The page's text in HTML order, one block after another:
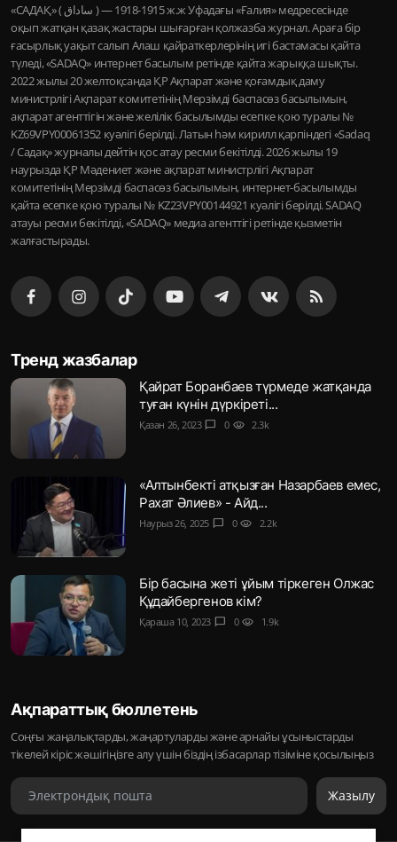
«САДАҚ» ( ساداق ) — 1915-1918 ж.ж Уфадағы «Ғалия» медресесінде
оқып жатқан қазақ жастары шығарған қолжазба журнал. Араға бір
ғасырлық уақыт салып Алаш қайраткерлерінің игі бастамасы қайта
түледі, «SADAQ» интернет басылым ретінде қайта жарыққа шықты.
2022 жылы 20 желтоқсанда ҚР Ақпарат және қоғамдық даму
министрлігі Ақпарат комитетінің Мерзімді баспасөз басылымын,
ақпарат агенттігін және желілік басылымды есепке қою туралы №
KZ69VPY00061352 куәлігі берілді. Латын һәм кирилл қарпіндегі «Sadaq
/ Садақ» журналы дейтін қос атау ресми бекітілді. 2026 жылы 19
наурызда ҚР Мәдениет және ақпарат министрлігі Ақпарат
комитетінің Мерзімді баспасөз басылымын, интернет-басылымды
қайта есепке қою туралы № KZ23VPY00144921 куәлігі берілді. SADAQ
атауы ресми бекітілді, «SADAQ» медиа агенттігі ретінде қызметін
жалғастырады.
Тренд жазбалар
Қайрат Боранбаев түрмеде жатқанда
туған күнін дүркіреті...
Қазан 26, 2023 chat_bubble 0 visibility 2.3k
«Алтынбекті атқызған Назарбаев емес,
Рахат Әлиев» - Айд...
Наурыз 26, 2025 chat_bubble 0 visibility 2.2k
Бір басына жеті ұйым тіркеген Олжас
Құдайбергенов кім?
Қараша 10, 2023 chat_bubble 0 visibility 1.9k
Ақпараттық бюллетень
Соңғы жаңалықтарды, жаңартуларды және арнайы ұсыныстарды
тікелей кіріс жәшігіңізге алу үшін біздің ізбасарлар тізіміне қосылыңыз
Жазылу